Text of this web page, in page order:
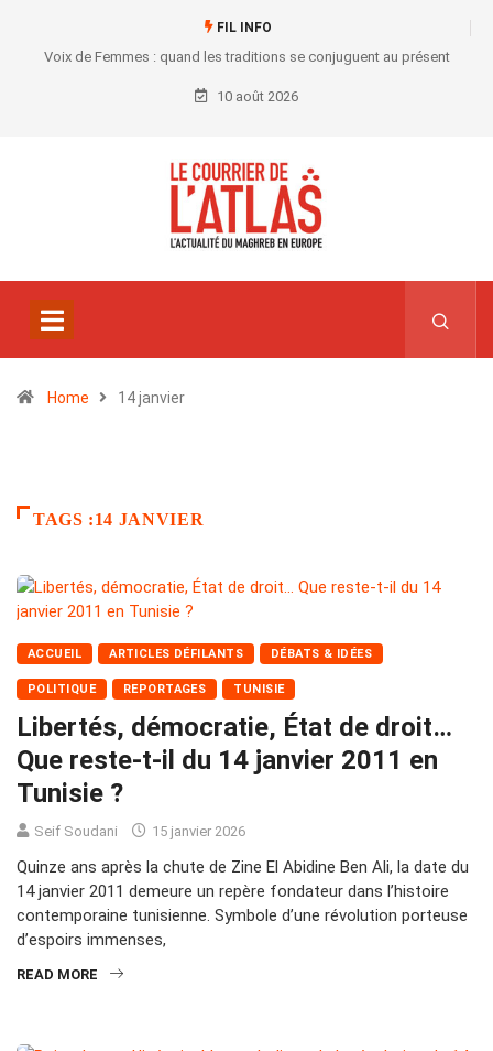
FIL INFO
Voix de Femmes : quand les traditions se conjuguent au présent
10 août 2026
Home 14 janvier
TAGS :14 JANVIER
ACCUEIL ARTICLES DÉFILANTS DÉBATS & IDÉES
POLITIQUE REPORTAGES TUNISIE
Libertés, démocratie, État de droit…
Que reste-t-il du 14 janvier 2011 en
Tunisie ?
Seif Soudani 15 janvier 2026
Quinze ans après la chute de Zine El Abidine Ben Ali, la date du
14 janvier 2011 demeure un repère fondateur dans l’histoire
contemporaine tunisienne. Symbole d’une révolution porteuse
d’espoirs immenses,
READ MORE